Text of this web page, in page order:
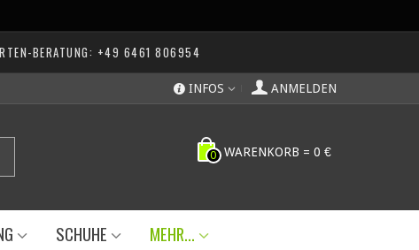
BERATUNG: +49 6461 806954
ANMELDEN
INFOS
0 WARENKORB = 0 €
SCHUHE MEHR...